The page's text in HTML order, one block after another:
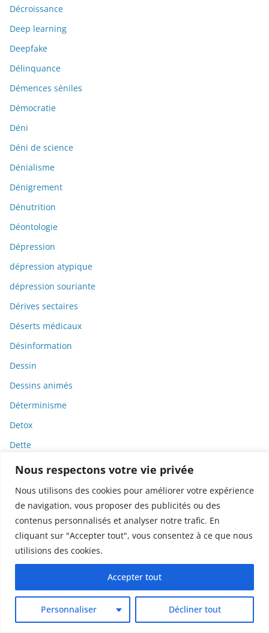
Nous respectons votre vie privée
Nous utilisons des cookies pour améliorer votre expérience
de navigation, vous proposer des publicités ou des
contenus personnalisés et analyser notre trafic. En
cliquant sur "Accepter tout", vous consentez à ce que nous
utilisions des cookies.
Personnaliser Décliner tout
Accepter tout
Décroissance
Deep learning
Deepfake
Délinquance
Démences séniles
Démocratie
Déni
Déni de science
Dénialisme
Dénigrement
Dénutrition
Déontologie
Dépression
dépression atypique
dépression souriante
Dérives sectaires
Déserts médicaux
Désinformation
Dessin
Dessins animés
Déterminisme
Detox
Dette
Dette immunitaire
Deux-roues
DGCCRF
Diabète
Diagnostic
Didier Raoult
Dignité